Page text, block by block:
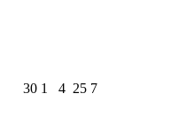
30 1 4 25 7